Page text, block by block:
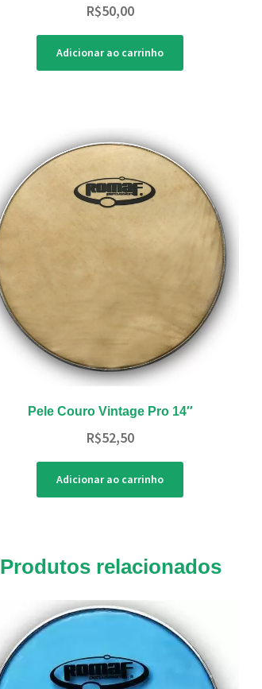
R$50,00
Adicionar ao carrinho
Pele Couro Vintage Pro 14″
R$52,50
Adicionar ao carrinho
Produtos relacionados